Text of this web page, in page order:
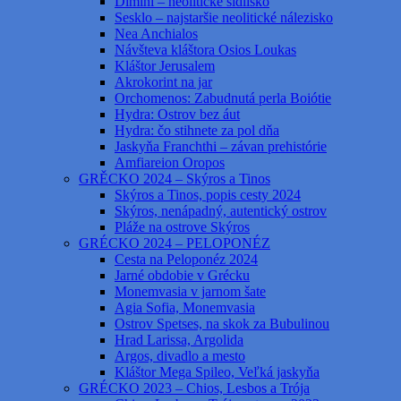
Sesklo – najstaršie neolitické nálezisko
Nea Anchialos
Návšteva kláštora Osios Loukas
Kláštor Jerusalem
Akrokorint na jar
Orchomenos: Zabudnutá perla Boiótie
Hydra: Ostrov bez áut
Hydra: čo stihnete za pol dňa
Jaskyňa Franchthi – závan prehistórie
Amfiareion Oropos
GRĚCKO 2024 – Skýros a Tinos
Skýros a Tinos, popis cesty 2024
Skýros, nenápadný, autentický ostrov
Pláže na ostrove Skýros
GRÉCKO 2024 – PELOPONÉZ
Cesta na Peloponéz 2024
Jarné obdobie v Grécku
Monemvasia v jarnom šate
Agia Sofia, Monemvasia
Ostrov Spetses, na skok za Bubulinou
Hrad Larissa, Argolida
Argos, divadlo a mesto
Kláštor Mega Spileo, Veľká jaskyňa
GRÉCKO 2023 – Chios, Lesbos a Trója